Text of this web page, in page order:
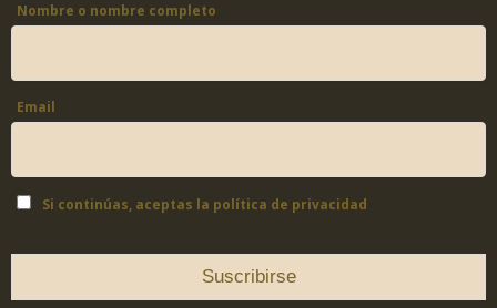
Nombre o nombre completo
Email
Si continúas, aceptas la política de privacidad